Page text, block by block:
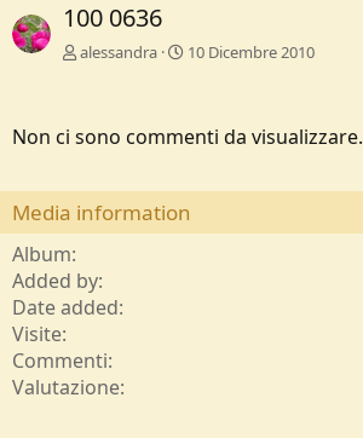
100 0636
alessandra 10 Dicembre 2010
Non ci sono commenti da visualizzare.
Media information
Album
Added by
Date added
Visite
Commenti
Valutazione